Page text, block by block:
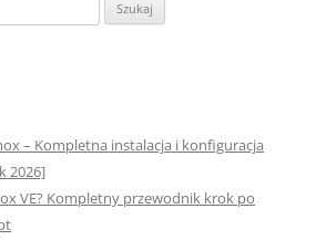
– Kompletna instalacja i konfiguracja
2026]
VE? Kompletny przewodnik krok po